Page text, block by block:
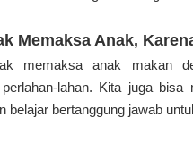
Memaksa Anak,
memaksa anak makan
lahan. Kita juga
belajar bertanggung jawab